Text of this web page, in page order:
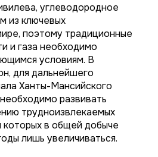
углеводородное
из ключевых
поэтому традиционные
и газа необходимо
условиям. В
для дальнейшего
Ханты-Мансийского
развивать
трудноизвлекаемых
в общей добыче
лишь увеличиваться.